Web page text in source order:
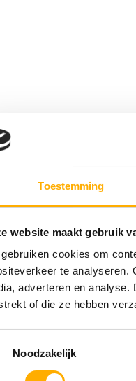
Toestemming
website maakt gebruik
cookies om
te analyseren.
adverteren en analyse.
of die ze hebben
Noodzakelijk
Website